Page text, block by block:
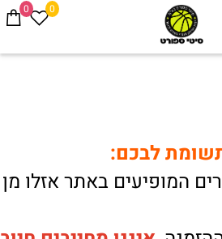
0 0
לבכם:
המופיעים באתר אזלו מן